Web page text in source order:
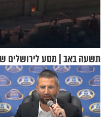
תשעה באב | מסע לירושלים